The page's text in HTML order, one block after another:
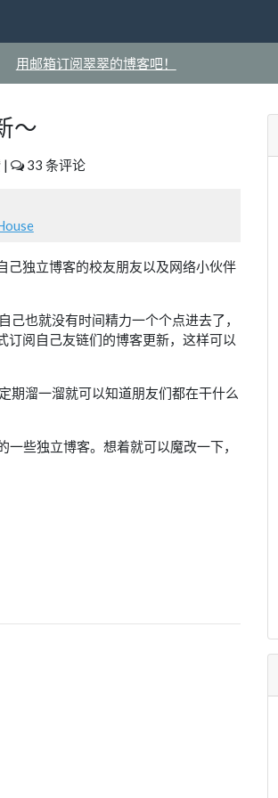
用邮箱订阅翠翠的博客吧！
～
| 33 条评论
己独立博客的校友朋友以及网络小伙伴
也就没有时间精力一个个点进去了，
订阅自己友链们的博客更新，这样可以
期溜一溜就可以知道朋友们都在干什么
一些独立博客。想着就可以魔改一下，